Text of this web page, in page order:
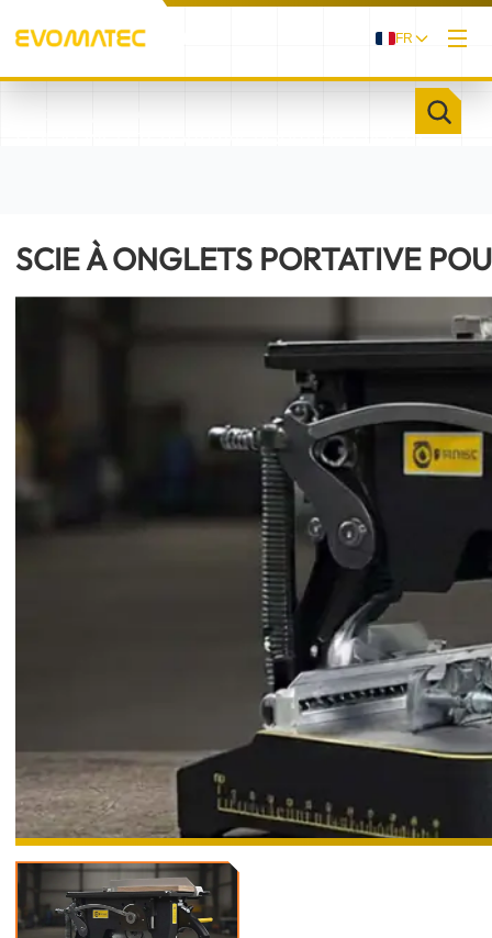
FR
SCIE À ONGLETS PORTATIVE POUR BOIS EVOCUT
SCIE À ONGLETS PORTATIVE